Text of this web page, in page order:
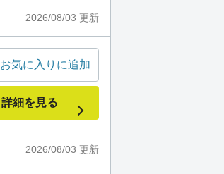
2026/08/03 更新
2026/08/03 更新
お気に入りに追加
詳細を見る